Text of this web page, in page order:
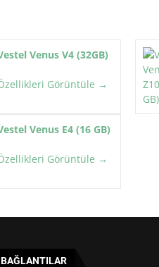
Venus V4 (32GB)
Görüntüle →
Venus E4 (16 GB)
Görüntüle →